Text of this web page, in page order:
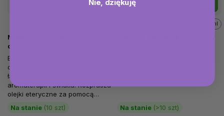
Nobilis Tilia Ceramiczny
dyfuzor
Na stanie (10 szt)
Biały, ceramiczny dyfuzor o
czystym, zenowym designie
łączy dobroczynne właściwości
aromaterapii i światła. Rozprasza
olejki eteryczne za pomocą
wody i ultradźwięków, dzięki...
Na stanie (>10 szt)
10 ml
Nie, dziękuję